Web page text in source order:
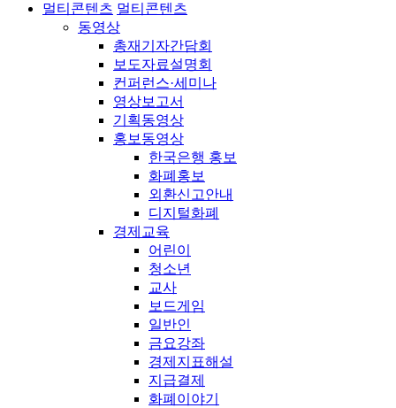
멀티콘텐츠 멀티콘텐츠
동영상
총재기자간담회
보도자료설명회
컨퍼런스·세미나
영상보고서
기획동영상
홍보동영상
한국은행 홍보
화폐홍보
외환신고안내
디지털화폐
경제교육
어린이
청소년
교사
보드게임
일반인
금요강좌
경제지표해설
지급결제
화폐이야기